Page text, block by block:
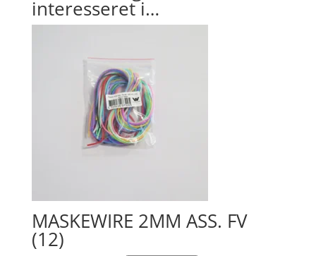
interesseret i…
MASKEWIRE 2MM ASS. FV
(12)